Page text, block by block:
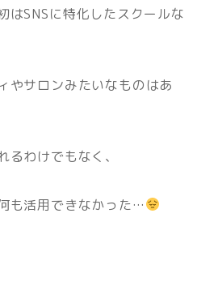
はSNSに特化したスクールな
やサロンみたいなものはあ
わけでもなく、
も活用できなかった…